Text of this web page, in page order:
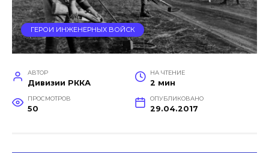
ГЕРОИ ИНЖЕНЕРНЫХ ВОЙСК
АВТОР
Дивизии РККА
НА ЧТЕНИЕ
2 мин
ПРОСМОТРОВ
50
ОПУБЛИКОВАНО
29.04.2017